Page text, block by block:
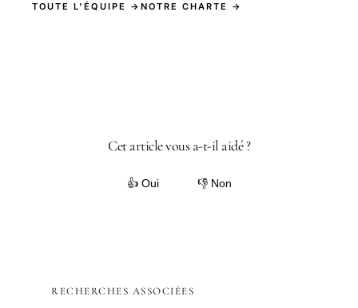
TOUTE L'ÉQUIPE → NOTRE CHARTE →
Cet article vous a-t-il aidé ?
👍 Oui 👎 Non
RECHERCHES ASSOCIÉES